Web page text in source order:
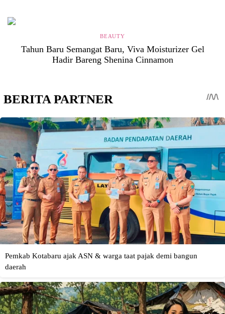
BEAUTY
Tahun Baru Semangat Baru, Viva Moisturizer Gel
Hadir Bareng Shenina Cinnamon